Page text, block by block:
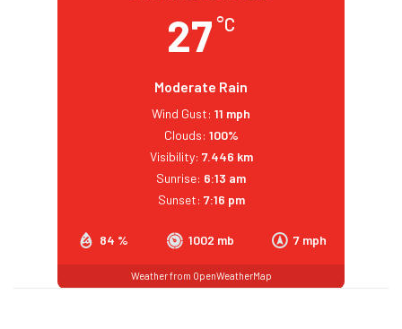
27 °C
Moderate Rain
84 % 1002 mb 7 mph
Wind Gust: 11 mph
Clouds: 100%
Visibility: 7.446 km
Sunrise: 6:13 am
Sunset: 7:16 pm
Weather from OpenWeatherMap